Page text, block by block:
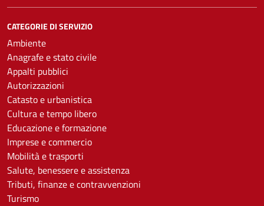
CATEGORIE DI SERVIZIO
Ambiente
Anagrafe e stato civile
Appalti pubblici
Autorizzazioni
Catasto e urbanistica
Cultura e tempo libero
Educazione e formazione
Imprese e commercio
Mobilità e trasporti
Salute, benessere e assistenza
Tributi, finanze e contravvenzioni
Turismo